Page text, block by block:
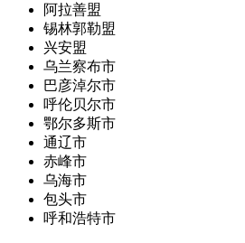
阿拉善盟
锡林郭勒盟
兴安盟
乌兰察布市
巴彦淖尔市
呼伦贝尔市
鄂尔多斯市
通辽市
赤峰市
乌海市
包头市
呼和浩特市